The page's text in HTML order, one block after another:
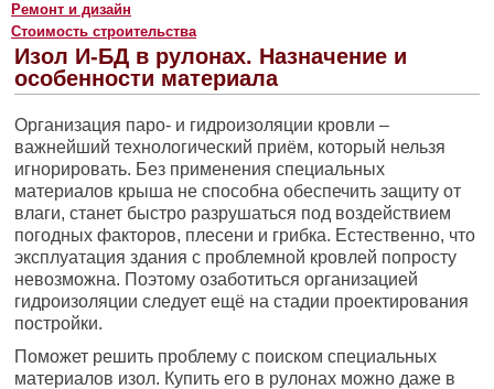
Ремонт и дизайн
Стоимость строительства
Изол И-БД в рулонах. Назначение и
особенности материала
Организация паро- и гидроизоляции кровли –
важнейший технологический приём, который нельзя
игнорировать. Без применения специальных
материалов крыша не способна обеспечить защиту от
влаги, станет быстро разрушаться под воздействием
погодных факторов, плесени и грибка. Естественно, что
эксплуатация здания с проблемной кровлей попросту
невозможна. Поэтому озаботиться организацией
гидроизоляции следует ещё на стадии проектирования
постройки.
Поможет решить проблему с поиском специальных
материалов изол. Купить его в рулонах можно даже в